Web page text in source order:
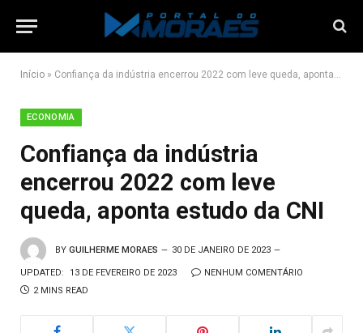
Início » Confiança da indústria encerrou 2022 com leve queda, aponta estudo da CNI
ECONOMIA
Confiança da indústria
encerrou 2022 com leve
queda, aponta estudo da CNI
BY GUILHERME MORAES 30 DE JANEIRO DE 2023
UPDATED: 13 DE FEVEREIRO DE 2023
NENHUM COMENTÁRIO
2 MINS READ